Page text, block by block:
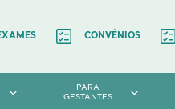
CONVÊNIOS
PARA
GESTANTES